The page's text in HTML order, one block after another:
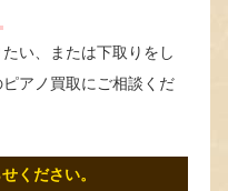
い、または下取りをし
アノ買取にご相談くだ
ください。